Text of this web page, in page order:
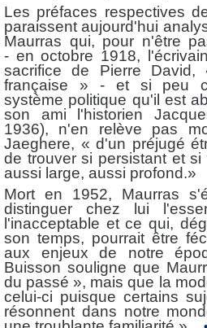
Les préfaces respectives
paraissent aujourd'hui
Maurras qui, pour n'être
- en octobre 1918,
sacrifice de Pierre David,
française » - et si peu
système politique qu'il est
son ami l'historien
1936), n'en relève pas
Jaeghere, « d'un préjugé
de trouver si persistant et
aussi large, aussi profond.»
Mort en 1952, Maurras
distinguer chez lui
l'inacceptable et ce qui,
son temps, pourrait être
aux enjeux de notre
Buisson souligne que
du passé », mais que la
celui-ci puisque certains
résonnent dans notre